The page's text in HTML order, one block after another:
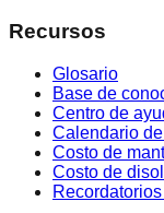
Recursos
Glosario
Base de
Centro de
Calendario
Costo de
Costo de
Recordatorios